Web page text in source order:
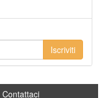
Iscriviti
Contattaci